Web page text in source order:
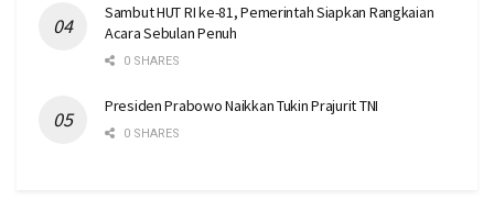
Sambut HUT RI ke-81, Pemerintah Siapkan Rangkaian
Acara Sebulan Penuh
0 SHARES
Presiden Prabowo Naikkan Tukin Prajurit TNI
0 SHARES